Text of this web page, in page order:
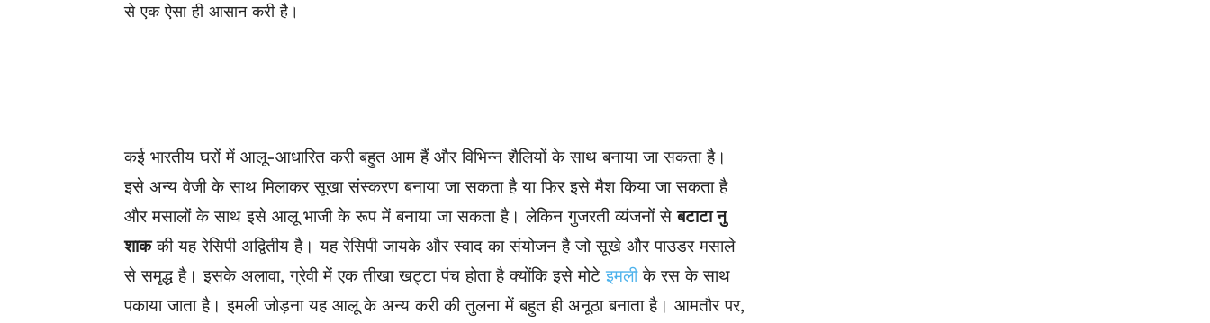
से एक ऐसा ही आसान करी है।
कई भारतीय घरों में आलू-आधारित करी बहुत आम हैं और विभिन्न शैलियों के साथ बनाया जा सकता है।
इसे अन्य वेजी के साथ मिलाकर सूखा संस्करण बनाया जा सकता है या फिर इसे मैश किया जा सकता है
और मसालों के साथ इसे आलू भाजी के रूप में बनाया जा सकता है। लेकिन गुजरती व्यंजनों सेबटाटा नु
शाककी यह रेसिपी अद्वितीय है। यह रेसिपी जायके और स्वाद का संयोजन है जो सूखे और पाउडर मसाले
से समृद्ध है। इसके अलावा, ग्रेवी में एक तीखा खट्टा पंच होता है क्योंकि इसे मोटेइमलीके रस के साथ
पकाया जाता है। इमली जोड़ना यह आलू के अन्य करी की तुलना में बहुत ही अनूठा बनाता है। आमतौर पर,